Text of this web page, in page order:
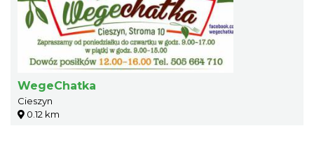
WegeChatka
Cieszyn
0.12 km